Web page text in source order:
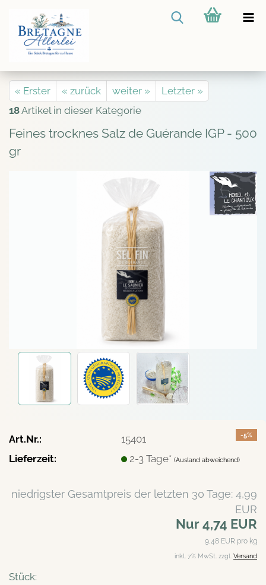
« Erster « zurück weiter »
Letzter »
18Artikel in dieser Kategorie
Feines trocknes Salz de Guérande IGP - 500
gr
-5%
Art.Nr.:
15401
Lieferzeit:
2-3 Tage*(Ausland abweichend)
niedrigster Gesamtpreis der letzten 30 Tage: 4,99
EUR
Nur 4,74 EUR
9,48 EUR pro kg
inkl. 7% MwSt. zzgl. Versand
Stück: